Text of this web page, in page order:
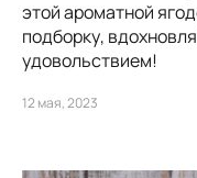
этой ароматной
подборку,
удовольствием!
12 мая, 2023